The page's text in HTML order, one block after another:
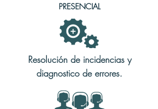
PRESENCIAL
Resolución de incidencias y
diagnostico de errores.